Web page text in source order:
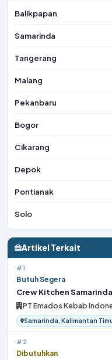
Balikpapan
Samarinda
Tangerang
Malang
Pekanbaru
Bogor
Cikarang
Depok
Pontianak
Solo
Artikel Terkait
#1
Butuh Segera
Crew Kitchen Samarinda
PT Emados Kebab
Samarinda, Kalimantan
#2
Dibutuhkan